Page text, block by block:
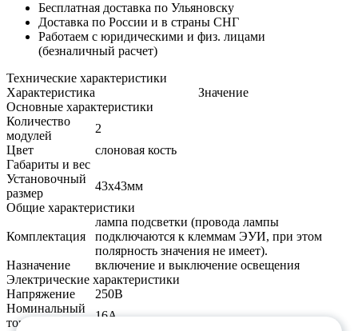
Бесплатная доставка по Ульяновску
Доставка по России и в страны СНГ
Работаем с юридическими и физ. лицами
(безналичный расчет)
Технические характеристики
Характеристика
Значение
Основные характеристики
Количество
модулей
2
Цвет
слоновая кость
Габариты и вес
Установочный
размер
43х43мм
Общие характеристики
Комплектация
лампа подсветки (провода лампы
подключаются к клеммам ЭУИ, при этом
полярность значения не имеет).
Назначение
включение и выключение освещения
Электрические характеристики
Напряжение
250В
Номинальный
ток
16А